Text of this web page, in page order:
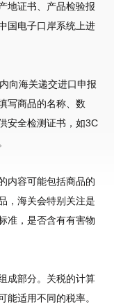
地证书、产品检验报
国电子口岸系统上进
向海关递交进口申报
写商品的名称、数
安全检测证书，如3C
内容可能包括商品的
，海关会特别关注是
准，是否含有有害物
成部分。关税的计算
能适用不同的税率。